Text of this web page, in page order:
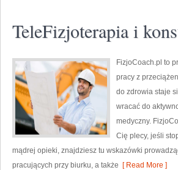
TeleFizjoterapia i
FizjoCoach.pl to
pracy z
do zdrowia staje
wracać do
medyczny.
Cię plecy, jeśli
mądrej opieki, znajdziesz tu wskazówki
pracujących przy biurku, a także [ Read More ]